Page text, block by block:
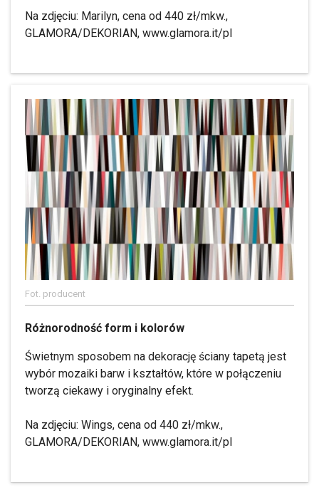
Na zdjęciu: Marilyn, cena od 440 zł/mkw.,
GLAMORA/DEKORIAN, www.glamora.it/pl
Fot. producent
Różnorodność form i kolorów
Świetnym sposobem na dekorację ściany tapetą jest
wybór mozaiki barw i kształtów, które w połączeniu
tworzą ciekawy i oryginalny efekt.
Na zdjęciu: Wings, cena od 440 zł/mkw.,
GLAMORA/DEKORIAN, www.glamora.it/pl